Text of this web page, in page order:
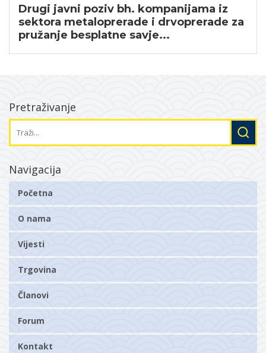
Drugi javni poziv bh. kompanijama iz
sektora metaloprerade i drvoprerade za
pružanje besplatne savje...
Pretraživanje
Navigacija
Početna
O nama
Vijesti
Trgovina
Članovi
Forum
Kontakt